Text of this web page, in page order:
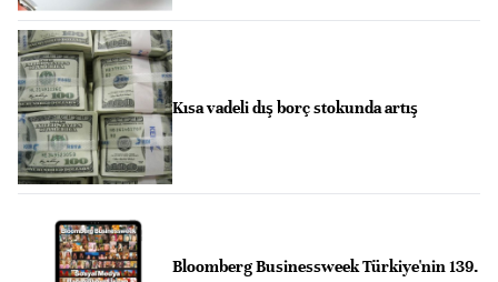
Kısa vadeli dış borç stokunda artış
Bloomberg Businessweek Türkiye'nin 139.